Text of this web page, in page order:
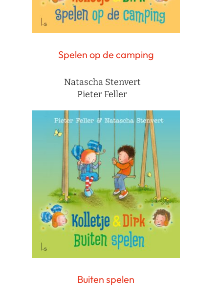
Spelen op de camping
Natascha Stenvert
Pieter Feller
Buiten spelen